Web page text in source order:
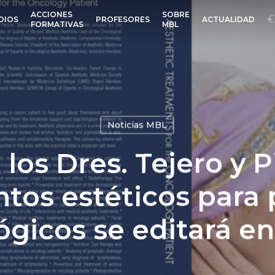
ACCIONES
FORMATIVAS
PROFESORES
SOBRE
MBL
ACTUALIDAD
Noticias MBL
Dres. Tejero y
estéticos para
se editará